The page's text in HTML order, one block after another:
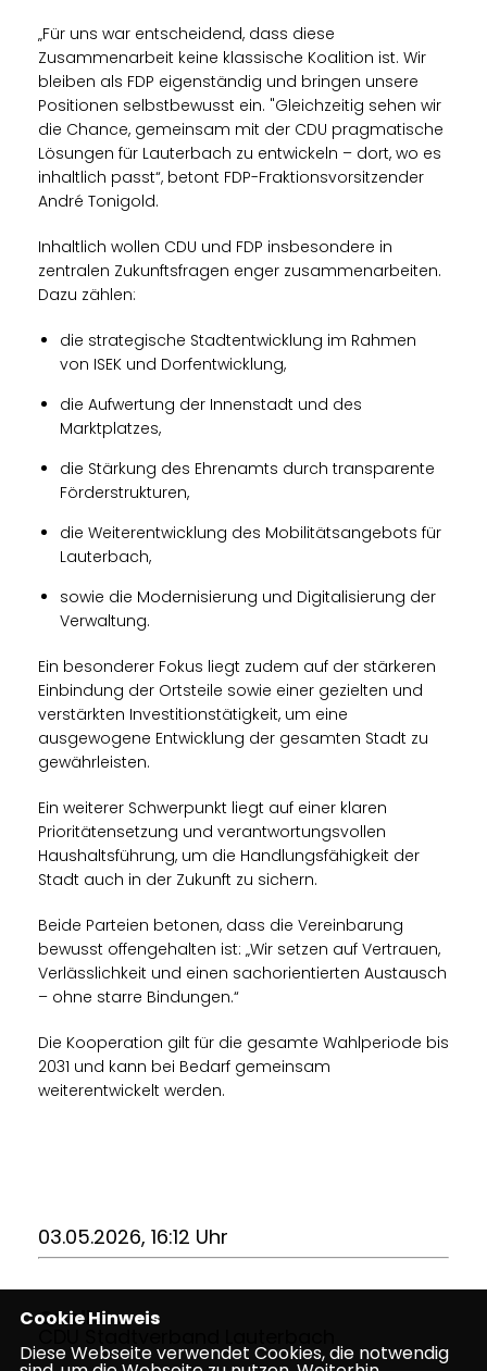
Für uns war entscheidend, dass diese
Zusammenarbeit keine klassische Koalition ist. Wir
bleiben als FDP eigenständig und bringen unsere
Positionen selbstbewusst ein. "Gleichzeitig sehen wir
die Chance, gemeinsam mit der CDU pragmatische
Lösungen für Lauterbach zu entwickeln – dort, wo es
inhaltlich passt“, betont FDP-Fraktionsvorsitzender
André Tonigold.
Inhaltlich wollen CDU und FDP insbesondere in
zentralen Zukunftsfragen enger zusammenarbeiten.
Dazu zählen:
die strategische Stadtentwicklung im Rahmen
von ISEK und Dorfentwicklung,
die Aufwertung der Innenstadt und des
Marktplatzes,
die Stärkung des Ehrenamts durch transparente
Förderstrukturen,
die Weiterentwicklung des Mobilitätsangebots für
Lauterbach,
sowie die Modernisierung und Digitalisierung der
Verwaltung.
Ein besonderer Fokus liegt zudem auf der stärkeren
Einbindung der Ortsteile sowie einer gezielten und
verstärkten Investitionstätigkeit, um eine
ausgewogene Entwicklung der gesamten Stadt zu
gewährleisten.
Ein weiterer Schwerpunkt liegt auf einer klaren
Prioritätensetzung und verantwortungsvollen
Haushaltsführung, um die Handlungsfähigkeit der
Stadt auch in der Zukunft zu sichern.
Beide Parteien betonen, dass die Vereinbarung
bewusst offengehalten ist: „Wir setzen auf Vertrauen,
Verlässlichkeit und einen sachorientierten Austausch
– ohne starre Bindungen.“
Die Kooperation gilt für die gesamte Wahlperiode bis
2031 und kann bei Bedarf gemeinsam
weiterentwickelt werden.
03.05.2026, 16:12 Uhr
Quelle:
Cookie Hinweis
Diese Webseite verwendet Cookies, die notwendig